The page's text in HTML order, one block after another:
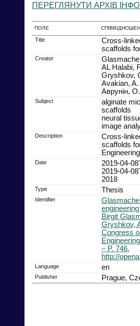
ПЕРЕГЛЯНУТИ АРХІВ
ПОЛЕ
Title
Cross-
scaffolds
Creator
AL Halabi,
Gryshkov,
Avakian, A.
Аврунін, О.
Subject
alginate
scaffolds
neural
image
Description
Cross-
scaffolds
Date
2019-04-
2019-04-
2018
Type Thesis
Identifier
Birgit
Gryshkov,
Congress
– P. 746.
http://
Language en
Publisher Prague,